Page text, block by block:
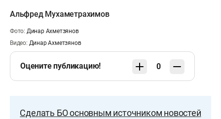
Альфред Мухаметрахимов
Фото: Динар Ахметзянов
Видео: Динар Ахметзянов
Оцените публикацию! 0
Сделать БО основным источником новостей